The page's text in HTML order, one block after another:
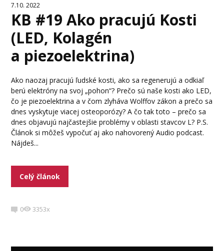
7.10. 2022
KB #19 Ako pracujú Kosti
(LED, Kolagén
a piezoelektrina)
Ako naozaj pracujú ľudské kosti, ako sa regenerujú a odkiaľ
berú elektróny na svoj „pohon“? Prečo sú naše kosti ako LED,
čo je piezoelektrina a v čom zlyháva Wolffov zákon a prečo sa
dnes vyskytuje viacej osteoporózy? A čo tak toto – prečo sa
dnes objavujú najčastejšie problémy v oblasti stavcov L? P.S.
Článok si môžeš vypočuť aj ako nahovorený Audio podcast.
Nájdeš...
Celý článok
0 3353x